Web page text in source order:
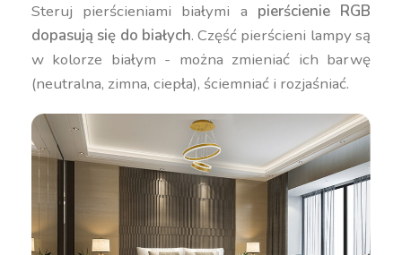
Steruj pierścieniami białymi a pierścienie RGB
dopasują się do białych. Część pierścieni lampy są
w kolorze białym - można zmieniać ich barwę
(neutralna, zimna, ciepła), ściemniać i rozjaśniać.